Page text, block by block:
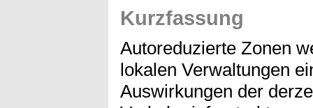
Kurzfassung
Autoreduzierte Zonen
lokalen Verwaltungen
Auswirkungen der